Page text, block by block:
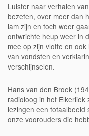
Luister naar verhalen
bezeten, over meer dan
lam zijn en toch weer
ontwrichte heup weer in
mee op zijn vlotte en
van vondsten en
verschijnselen.
Hans van den Broek
radioloog in het Elkerliek
lezingen een
onze voorouders die